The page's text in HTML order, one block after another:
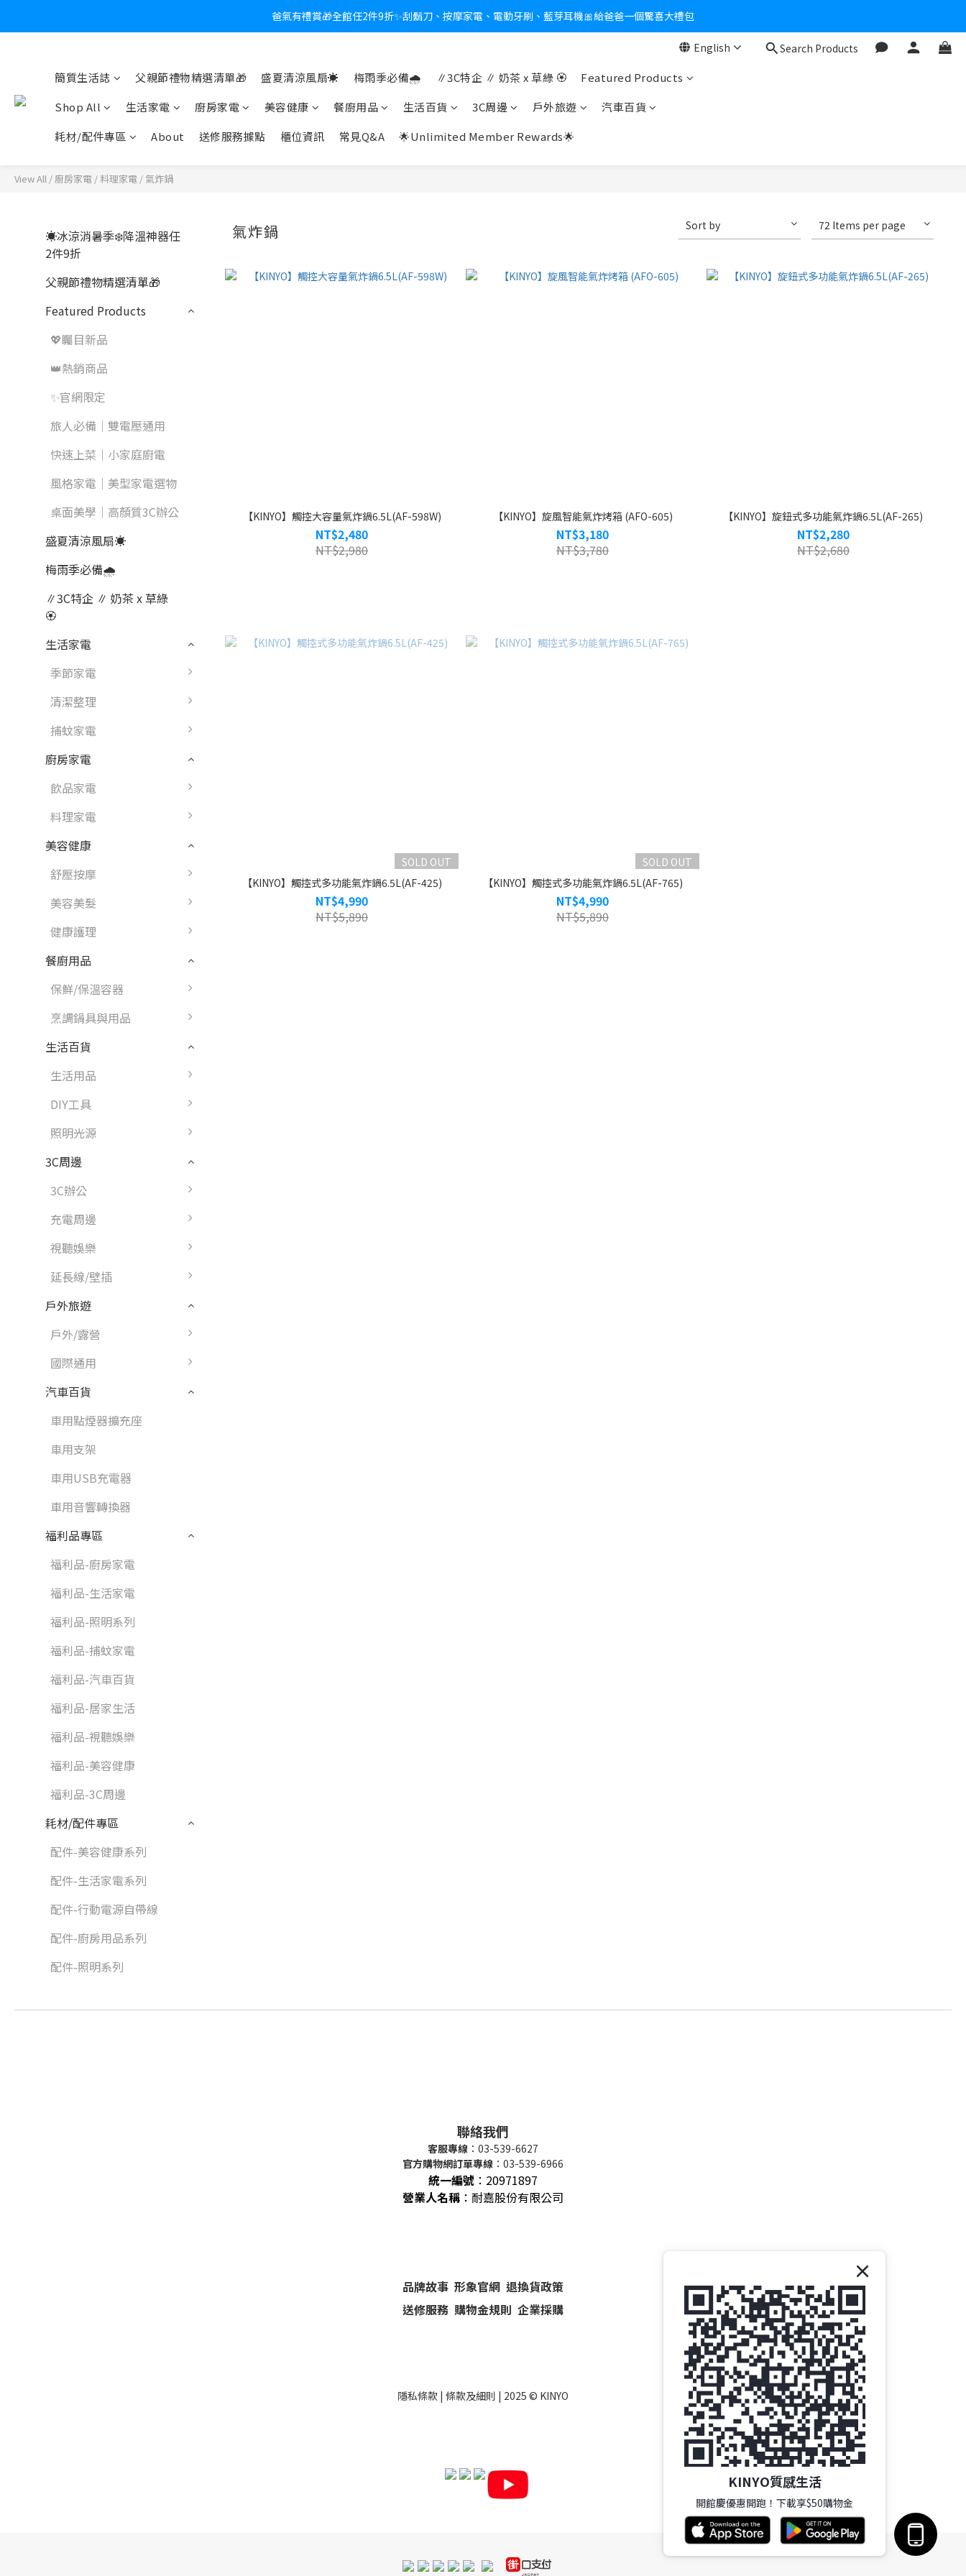
新會員送$100購物金✨再享消費回饋無極限
爸氣有禮賞🎁全館任2件9折✨刮鬍刀、按摩家電、電動牙刷、藍芽耳機🎀給爸爸一個驚喜大禮包
新會員送$100購物金✨再享消費回饋無極限
English Search Products
簡質生活誌 父親節禮物精選清單🎁 盛夏清涼風扇☀️ 梅雨季必備🌧️ ∥3C特企 ∥ 奶茶 x 草綠 🏵
Featured Products
Shop All
生活家電 廚房家電 美容健康 餐廚用品 生活百貨 3C周邊 戶外旅遊
汽車百貨
耗材/配件專區
About 送修服務據點 櫃位資訊 常見Q&A 🌟Unlimited Member Rewards🌟
View All / 廚房家電 / 料理家電 / 氣炸鍋
☀️冰涼消暑季❄️降溫神器任
2件9折
父親節禮物精選清單🎁
Featured Products
💖矚目新品
👑熱銷商品
✨官網限定
旅人必備｜雙電壓通用
快速上菜｜小家庭廚電
風格家電｜美型家電選物
桌面美學｜高顏質3C辦公
盛夏清涼風扇☀️
梅雨季必備🌧️
∥3C特企 ∥ 奶茶 x 草綠
🏵
生活家電
季節家電
清潔整理
捕蚊家電
廚房家電
飲品家電
料理家電
美容健康
舒壓按摩
美容美髮
健康護理
餐廚用品
保鮮/保溫容器
烹調鍋具與用品
生活百貨
生活用品
DIY工具
照明光源
3C周邊
3C辦公
充電周邊
視聽娛樂
延長線/壁插
戶外旅遊
戶外/露營
國際通用
汽車百貨
車用點煙器擴充座
車用支架
車用USB充電器
車用音響轉換器
福利品專區
福利品-廚房家電
福利品-生活家電
福利品-照明系列
福利品-捕蚊家電
福利品-汽車百貨
福利品-居家生活
福利品-視聽娛樂
福利品-美容健康
福利品-3C周邊
耗材/配件專區
配件-美容健康系列
配件-生活家電系列
配件-行動電源自帶線
配件-廚房用品系列
配件-照明系列
氣炸鍋 Sort by 72 Items per page
【KINYO】觸控大容量氣炸鍋6.5L(AF-598W)
NT$2,480
NT$2,980
【KINYO】旋風智能氣炸烤箱 (AFO-605)
NT$3,180
NT$3,780
【KINYO】旋鈕式多功能氣炸鍋6.5L(AF-265)
NT$2,280
NT$2,680
SOLD OUT
【KINYO】觸控式多功能氣炸鍋6.5L(AF-425)
NT$4,990
NT$5,890
SOLD OUT
【KINYO】觸控式多功能氣炸鍋6.5L(AF-765)
NT$4,990
NT$5,890
聯絡我們
客服專線 ：03-539-6627
官方購物網訂單專線 ：03-539-6966
統一編號 ： 20971897
營業人名稱 ：耐嘉股份有限公司
品牌故事 形象官網 退換貨政策
送修服務 購物金規則 企業採購
隱私條款 | 條款及細則 | 2025 © KINYO
KINYO質感生活
開館慶優惠開跑！下載享$50購物金